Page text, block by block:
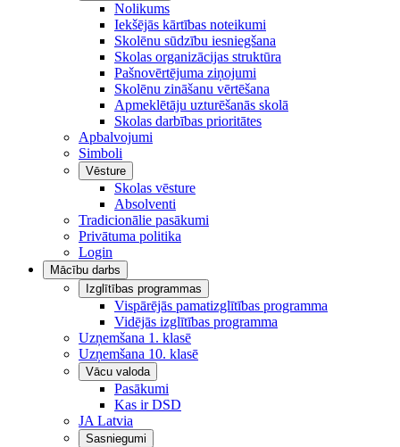
Nolikums
Iekšējās kārtības noteikumi
Skolēnu sūdzību iesniegšana
Skolas organizācijas struktūra
Pašnovērtējuma ziņojumi
Skolēnu zināšanu vērtēšana
Apmeklētāju uzturēšanās skolā
Skolas darbības prioritātes
Apbalvojumi
Simboli
Vēsture
Skolas vēsture
Absolventi
Tradicionālie pasākumi
Privātuma politika
Login
Mācību darbs
Izglītības programmas
Vispārējās pamatizglītības programma
Vidējās izglītības programma
Uzņemšana 1. klasē
Uzņemšana 10. klasē
Vācu valoda
Pasākumi
Kas ir DSD
JA Latvia
Sasniegumi